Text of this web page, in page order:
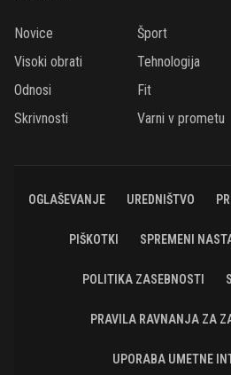
Novice Šport
Visoki obrati
Tehnologija
Odnosi
Fit
Skrivnosti
Varni v prometu
OGLAŠEVANJE UREDNIŠTVO
PIŠKOTKI SPREMENI
POLITIKA ZASEBNOSTI
PRAVILA RAVNANJA ZA
UPORABA UMETNE